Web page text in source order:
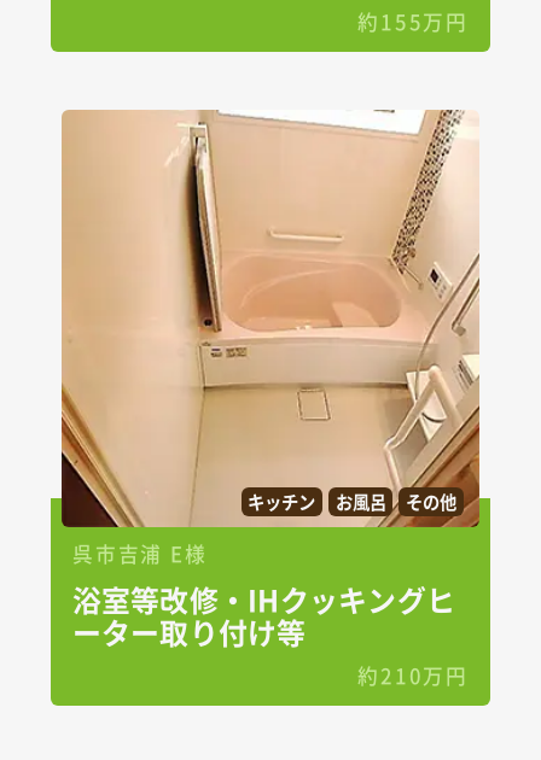
約155万円
キッチン お風呂 その他
呉市吉浦 E様
浴室等改修・IHクッキングヒ
ーター取り付け等
約210万円